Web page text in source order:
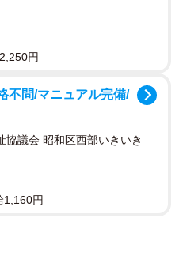
円
不問/マニュアル完備/
議会 昭和区西部いきいき
1,160円